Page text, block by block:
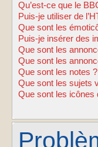
Qu’est-ce que le
Puis-je utiliser de
Que sont les
Puis-je insérer des
Que sont les
Que sont les
Que sont les notes ?
Que sont les sujets
Que sont les icônes